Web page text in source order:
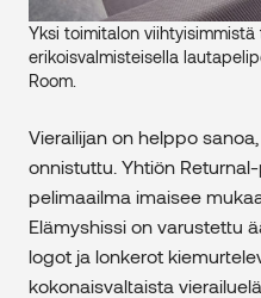
Yksi toimitalon
erikoisvalmisteisella
Room.
Vierailijan on helppo
onnistuttu. Yhtiön
pelimaailma imaisee
Elämyshissi on varustettu
logot ja lonkerot
kokonaisvaltaista